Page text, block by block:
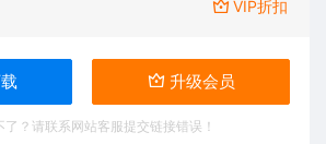
VIP折扣
升级会员
了？请联系网站客服提交链接错误！